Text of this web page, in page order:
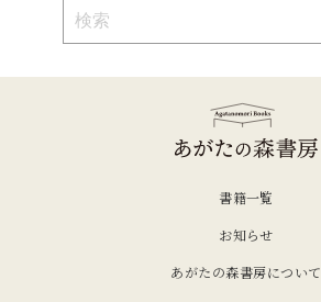
書籍一覧
お知らせ
あがたの森書房について